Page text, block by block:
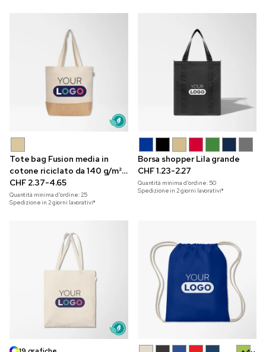
Tote bag Fusion media in
cotone riciclato da 140 g/m²
e iuta con stampa a colori
CHF 2.37-4.65
Quantità minima d'ordine:25
Spedizione in 2 giorni lavorativi*
Borsa shopper Lila grande
CHF 1.23-2.27
Quantità minima d'ordine: 50
Spedizione in 2 giorni lavorativi*